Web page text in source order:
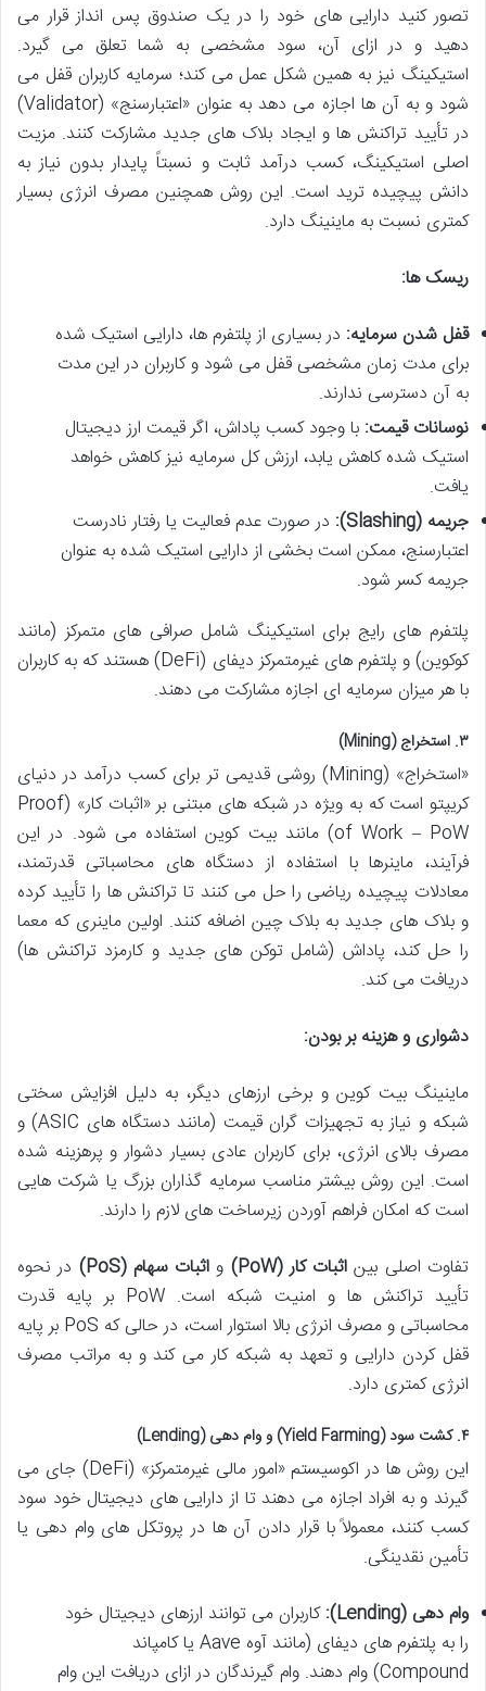
تصور کنید دارایی های خود را در یک صندوق پس انداز قرار می
دهید و در ازای آن، سود مشخصی به شما تعلق می گیرد.
استیکینگ نیز به همین شکل عمل می کند؛ سرمایه کاربران قفل می
شود و به آن ها اجازه می دهد به عنوان «اعتبارسنج» (Validator)
در تأیید تراکنش ها و ایجاد بلاک های جدید مشارکت کنند. مزیت
اصلی استیکینگ، کسب درآمد ثابت و نسبتاً پایدار بدون نیاز به
دانش پیچیده ترید است. این روش همچنین مصرف انرژی بسیار
کمتری نسبت به ماینینگ دارد.
ریسک ها:
قفل شدن سرمایه: در بسیاری از پلتفرم ها، دارایی استیک شده
برای مدت زمان مشخصی قفل می شود و کاربران در این مدت
به آن دسترسی ندارند.
نوسانات قیمت: با وجود کسب پاداش، اگر قیمت ارز دیجیتال
استیک شده کاهش یابد، ارزش کل سرمایه نیز کاهش خواهد
یافت.
جریمه (Slashing):
در صورت عدم فعالیت یا رفتار نادرست
اعتبارسنج، ممکن است بخشی از دارایی استیک شده به عنوان
جریمه کسر شود.
پلتفرم های رایج برای استیکینگ شامل صرافی های متمرکز (مانند
کوکوین) و پلتفرم های غیرمتمرکز دیفای (DeFi) هستند که به کاربران
با هر میزان سرمایه ای اجازه مشارکت می دهند.
۳. استخراج (Mining)
«استخراج» (Mining) روشی قدیمی تر برای کسب درآمد در دنیای
کریپتو است که به ویژه در شبکه های مبتنی بر «اثبات کار» (Proof
of Work – PoW) مانند بیت کوین استفاده می شود. در این
فرآیند، ماینرها با استفاده از دستگاه های محاسباتی قدرتمند،
معادلات پیچیده ریاضی را حل می کنند تا تراکنش ها را تأیید کرده
و بلاک های جدید به بلاک چین اضافه کنند. اولین ماینری که معما
را حل کند، پاداش (شامل توکن های جدید و کارمزد تراکنش ها)
دریافت می کند.
دشواری و هزینه بر بودن:
ماینینگ بیت کوین و برخی ارزهای دیگر، به دلیل افزایش سختی
شبکه و نیاز به تجهیزات گران قیمت (مانند دستگاه های ASIC) و
مصرف بالای انرژی، برای کاربران عادی بسیار دشوار و پرهزینه شده
است. این روش بیشتر مناسب سرمایه گذاران بزرگ یا شرکت هایی
است که امکان فراهم آوردن زیرساخت های لازم را دارند.
تفاوت اصلی بین اثبات کار (PoW) و اثبات سهام (PoS)
در نحوه
تأیید تراکنش ها و امنیت شبکه است. PoW بر پایه قدرت
محاسباتی و مصرف انرژی بالا استوار است، در حالی که PoS بر پایه
قفل کردن دارایی و تعهد به شبکه کار می کند و به مراتب مصرف
انرژی کمتری دارد.
۴. کشت سود (Yield Farming) و وام دهی (Lending)
این روش ها در اکوسیستم «امور مالی غیرمتمرکز» (DeFi) جای می
گیرند و به افراد اجازه می دهند تا از دارایی های دیجیتال خود سود
کسب کنند، معمولاً با قرار دادن آن ها در پروتکل های وام دهی یا
تأمین نقدینگی.
وام دهی (Lending):
کاربران می توانند ارزهای دیجیتال خود
را به پلتفرم های دیفای (مانند آوه Aave یا کامپاند
Compound) وام دهند. وام گیرندگان در ازای دریافت این وام